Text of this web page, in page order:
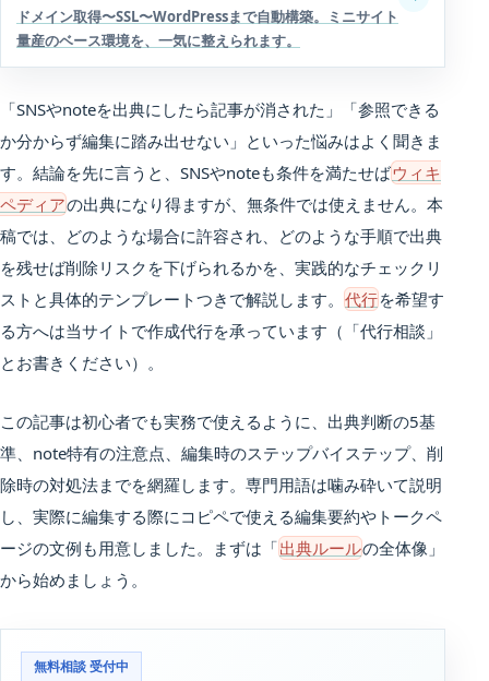
ドメイン取得〜SSL〜WordPressまで自動構築。ミニサイト
量産のベース環境を、一気に整えられます。
「SNSやnoteを出典にしたら記事が消された」「参照できる
か分からず編集に踏み出せない」といった悩みはよく聞きま
す。結論を先に言うと、SNSやnoteも条件を満たせばウィキ
ペディアの出典になり得ますが、無条件では使えません。本
稿では、どのような場合に許容され、どのような手順で出典
を残せば削除リスクを下げられるかを、実践的なチェックリ
ストと具体的テンプレートつきで解説します。 代行を希望す
る方へは当サイトで作成代行を承っています（「代行相談」
とお書きください）。
この記事は初心者でも実務で使えるように、出典判断の5基
準、note特有の注意点、編集時のステップバイステップ、削
除時の対処法までを網羅します。専門用語は噛み砕いて説明
し、実際に編集する際にコピペで使える編集要約やトークペ
ージの文例も用意しました。まずは「出典ルールの全体像」
から始めましょう。
無料相談 受付中